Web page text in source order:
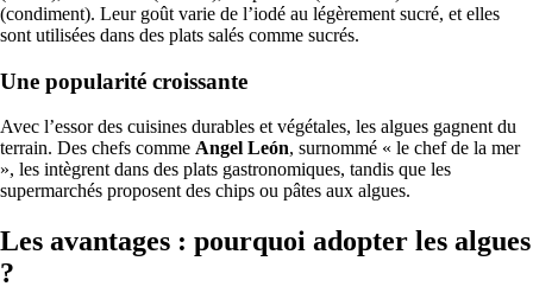
(condiment). Leur goût varie de l’iodé au légèrement sucré, et elles
sont utilisées dans des plats salés comme sucrés.
Une popularité croissante
Avec l’essor des cuisines durables et végétales, les algues gagnent du
terrain. Des chefs comme Angel León, surnommé « le chef de la mer
», les intègrent dans des plats gastronomiques, tandis que les
supermarchés proposent des chips ou pâtes aux algues.
Les avantages : pourquoi adopter les algues
?